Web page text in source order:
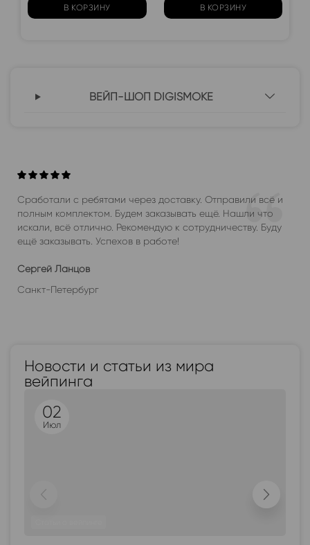
В КОРЗИНУ В КОРЗИНУ
ВЕЙП-ШОП DIGISMOKE
Сработали с ребятами через доставку. Отправили всё и
полным комплектом. Будем заказывать ещё. Нашли что
искали, всё отлично. Рекомендую к сотрудничеству. Буду
ещё заказывать. Успехов в работе!
Сергей Ланцов
Санкт-Петербург
Новости и статьи из мира
вейпинга
02
Июл